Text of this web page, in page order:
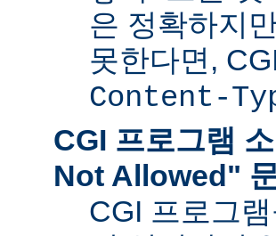
은 정확하지
못한다면,
Content-
CGI 프로그램
Not Allowed"
CGI 프로그